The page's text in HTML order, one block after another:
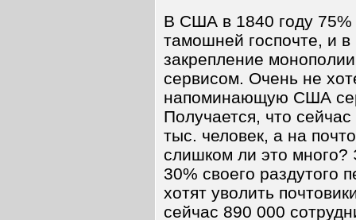
В США в 1840 году 75%
тамошней госпочте, и
закрепление
сервисом. Очень не
напоминающую США
Получается, что
тыс. человек, а на
слишком ли это много?
30% своего раздутого
хотят уволить
сейчас 890 000